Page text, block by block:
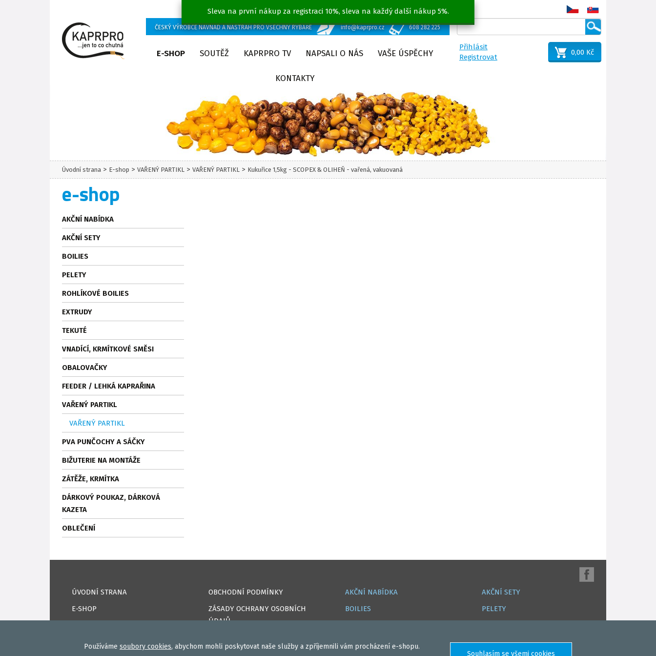
Sleva na první nákup za registraci 10%, sleva na každý další nákup 5%.
ČESKÝ VÝROBCE NÁVNAD A NÁSTRAH PRO VŠECHNY RYBÁŘE info@kaprpro.cz 608 282 225
E-SHOP SOUTĚŽ KAPRPRO TV NAPSALI O NÁS VAŠE ÚSPĚCHY
KONTAKTY
Přihlásit
Registrovat
0,00 Kč
Úvodní strana > E-shop > VAŘENÝ PARTIKL > VAŘENÝ PARTIKL > Kukuřice 1,5kg - SCOPEX & OLIHEŇ - vařená, vakuovaná
e-shop
AKČNÍ NABÍDKA
AKČNÍ SETY
BOILIES
PELETY
ROHLÍKOVÉ BOILIES
EXTRUDY
TEKUTÉ
VNADÍCÍ, KRMÍTKOVÉ SMĚSI
OBALOVAČKY
FEEDER / LEHKÁ KAPRAŘINA
VAŘENÝ PARTIKL
VAŘENÝ PARTIKL
PVA PUNČOCHY A SÁČKY
BIŽUTERIE NA MONTÁŽE
ZÁTĚŽE, KRMÍTKA
DÁRKOVÝ POUKAZ, DÁRKOVÁ
KAZETA
OBLEČENÍ
ÚVODNÍ STRANA
E-SHOP
NAPSALI O NÁS
OBCHODNÍ PODMÍNKY
ZÁSADY OCHRANY OSOBNÍCH
ÚDAJŮ
AKČNÍ NABÍDKA
BOILIES
TEKUTÉ
AKČNÍ SETY
PELETY
VNADÍCÍ, KRMÍTKOVÉ SMĚSI
Používáme soubory cookies, abychom mohli poskytovat naše služby a zpříjemnili vám procházení e-shopu.